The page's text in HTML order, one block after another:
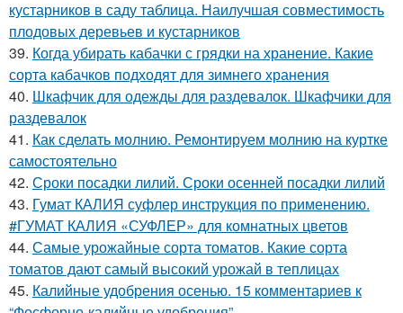
кустарников в саду таблица. Наилучшая совместимость
плодовых деревьев и кустарников
39. Когда убирать кабачки с грядки на хранение. Какие
сорта кабачков подходят для зимнего хранения
40. Шкафчик для одежды для раздевалок. Шкафчики для
раздевалок
41. Как сделать молнию. Ремонтируем молнию на куртке
самостоятельно
42. Сроки посадки лилий. Сроки осенней посадки лилий
43. Гумат КАЛИЯ суфлер инструкция по применению.
#ГУМАТ КАЛИЯ «СУФЛЕР» для комнатных цветов
44. Самые урожайные сорта томатов. Какие сорта
томатов дают самый высокий урожай в теплицах
45. Калийные удобрения осенью. 15 комментариев к